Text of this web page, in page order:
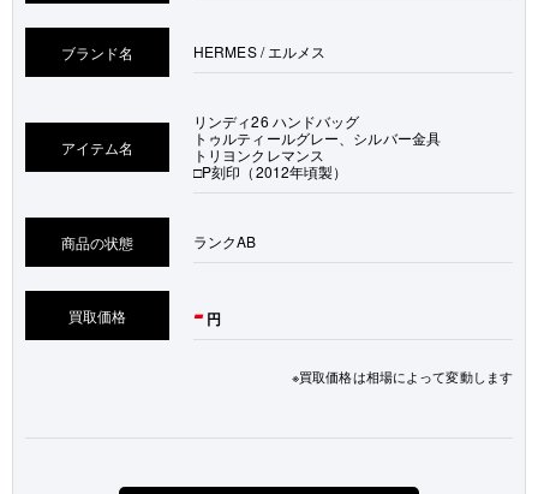
ブランド名 HERMES / エルメス
アイテム名
リンディ26 ハンドバッグ
トゥルティールグレー、シルバー金具
トリヨンクレマンス
□P刻印（2012年頃製）
商品の状態 ランクAB
買取価格 - 円
※買取価格は相場によって変動します